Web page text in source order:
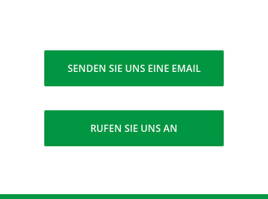
SENDEN SIE UNS EINE EMAIL
RUFEN SIE UNS AN